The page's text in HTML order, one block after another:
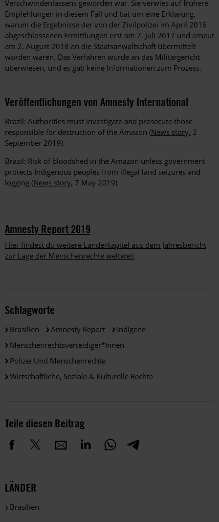
Verschwindenlassens geworden war. Sie verwies auf frühere
Empfehlungen in diesem Fall und bat um eine Erklärung,
warum die Ergebnisse der von der Zivilpolizei im April 2016
abgeschlossenen Ermittlungen erst am 7. Juli 2017 und erneut
am 2. August 2018 an die Staatsanwaltschaft übermittelt
worden waren. Das Verfahren wurde an das Militärgericht
überwiesen, und es gab keine Informationen zum Prozess.
Veröffentlichungen von Amnesty International
Brazil: Authorities must investigate and prosecute those
responsible for destruction of the Amazon (News story, 2
September 2019)
Brazil: Risk of bloodshed in the Amazon unless government
protects Indigenous peoples from illegal land seizures and
logging (News story, 7 May 2019)
Amnesty Report 2019
Hier findest du weitere Länderkapitel aus dem Jahresbericht
zur Lage der Menschenrechte weltweit
Schlagworte
Brasilien Amnesty Report
Indigene
Menschenrechtsverteidiger*innen
Polizei Und Menschenrechte
Wirtschaftliche, Soziale & Kulturelle Rechte
Teile diesen Beitrag
LÄNDER
Brasilien